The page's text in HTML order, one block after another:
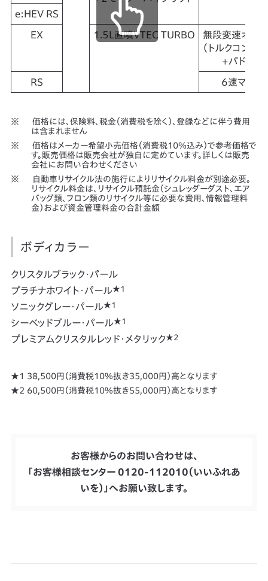
e:HEV RS
EX 1.5L直噴VTEC TURBO
無段変速オート
（トルクコンバ
+パドルシ
RS 6速マニュ
価格には、保険料、税金（消費税を除く）、登録などに伴う費用
は含まれません
価格はメーカー希望小売価格（消費税10％込み）で参考価格で
す。販売価格は販売会社が独自に定めています。詳しくは販売
会社にお問い合わせください
自動車リサイクル法の施行によりリサイクル料金が別途必要。
リサイクル料金は、リサイクル預託金（シュレッダーダスト、エア
バッグ類、フロン類のリサイクル等に必要な費用、情報管理料
金）および資金管理料金の合計金額
ボディカラー
クリスタルブラック・パール
プラチナホワイト・パール★1
ソニックグレー・パール★1
シーベッドブルー・パール★1
プレミアムクリスタルレッド・メタリック★2
★1 38,500円（消費税10%抜き35,000円）高となります
★2 60,500円（消費税10%抜き55,000円）高となります
お客様からのお問い合わせは、
「お客様相談センター 0120-112010（いいふれあ
いを）」へお願い致します。